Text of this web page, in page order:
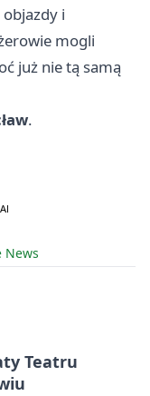
objazdy i
mogli
już nie tą samą
.
News
Teatru